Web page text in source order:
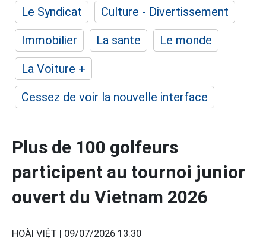
Le Syndicat
Culture - Divertissement
Immobilier
La sante
Le monde
La Voiture +
Cessez de voir la nouvelle interface
Plus de 100 golfeurs
participent au tournoi junior
ouvert du Vietnam 2026
HOÀI VIỆT | 09/07/2026 13:30